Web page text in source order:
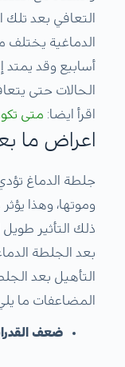
التعافي بعد تلك
الدماغية
أسابيع وقد
الحالات حتى
اقرأ ايضا: متى
اعراض ما
جلطة الدماغ تؤدي
وموتها، وهذا
ذلك التأثير
بعد الجلطة
التأهيل بعد
المضاعفات ما
ضعف